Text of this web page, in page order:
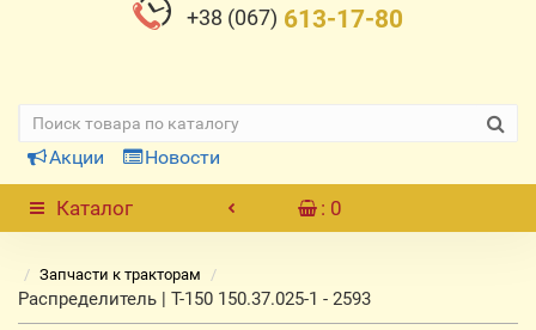
+38 (067) 613-17-80
Акции Новости
Каталог : 0
Запчасти к тракторам
Распределитель | Т-150 150.37.025-1 - 2593